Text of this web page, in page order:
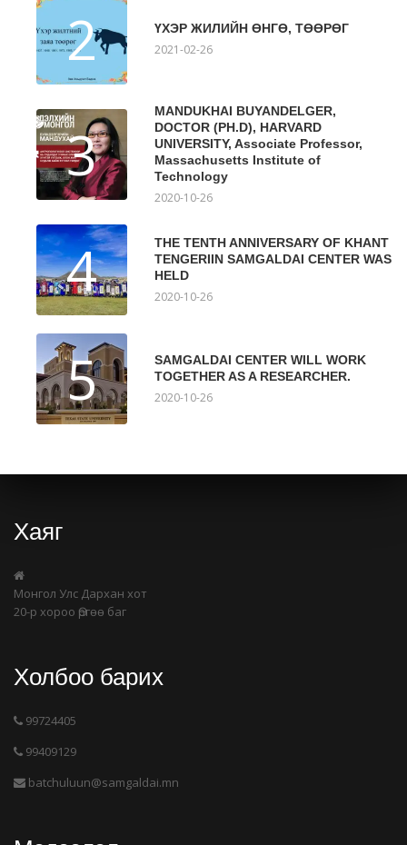
2 ҮХЭР ЖИЛИЙН ӨНГӨ, ТӨӨРӨГ
2021-02-26
3
MANDUKHAI BUYANDELGER,
DOCTOR (PH.D), HARVARD
UNIVERSITY, Associate Professor,
Massachusetts Institute of
Technology
2020-10-26
4
THE TENTH ANNIVERSARY OF KHANT
TENGERIIN SAMGALDAI CENTER WAS
HELD
2020-10-26
5
SAMGALDAI CENTER WILL WORK
TOGETHER AS A RESEARCHER.
2020-10-26
Хаяг
Монгол Улс Дархан хот
20-р хороо Өргөө баг
Холбоо барих
99724405
99409129
batchuluun@samgaldai.mn